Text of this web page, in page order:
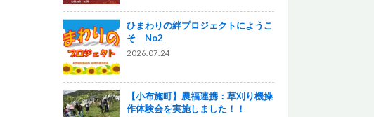
ひまわりの絆プロジェクトにようこ
そ No2
2026.07.24
【小布施町】農福連携：草刈り機操
作体験会を実施しました！！